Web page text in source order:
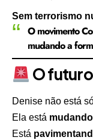
Sem terrorismo
O movimento
mudando a
O
Denise não está
Ela está
Está